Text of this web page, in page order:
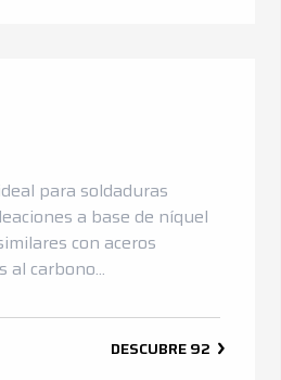
para soldaduras
a base de níquel
con aceros
al carbono...
DESCUBRE92